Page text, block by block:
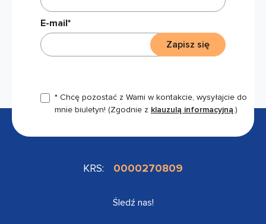
E-mail*
* Chcę pozostać z Wami w kontakcie, wysyłajcie do
mnie biuletyn! (Zgodnie z klauzulą informacyjną.)
Zapisz się
KRS: 0000270809
Śledź nas!